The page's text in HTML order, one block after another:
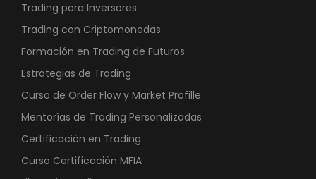
Trading para Inversores
Trading con Criptomonedas
Formación en Trading de Futuros
Estrategias de Trading
Curso de Order Flow y Market Profille
Mentorías de Trading Personalizadas
Certificación en Trading
Curso Certificación MFIA